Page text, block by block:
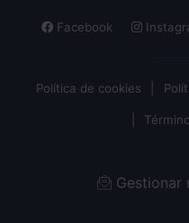
Facebook
Política de cookies
Gestionar